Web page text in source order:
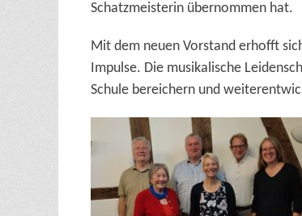
Schatzmeisterin übernommen hat.
Mit dem neuen Vorstand erhofft
Impulse. Die musikalische
Schule bereichern und